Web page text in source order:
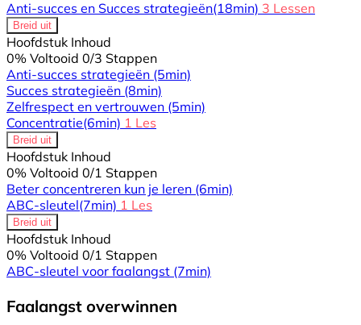
Anti-succes en Succes strategieën(18min) 3 Lessen
Breid uit
Hoofdstuk Inhoud
0% Voltooid 0/3 Stappen
Anti-succes strategieën (5min)
Succes strategieën (8min)
Zelfrespect en vertrouwen (5min)
Concentratie(6min) 1 Les
Breid uit
Hoofdstuk Inhoud
0% Voltooid 0/1 Stappen
Beter concentreren kun je leren (6min)
ABC-sleutel(7min) 1 Les
Breid uit
Hoofdstuk Inhoud
0% Voltooid 0/1 Stappen
ABC-sleutel voor faalangst (7min)
Faalangst overwinnen